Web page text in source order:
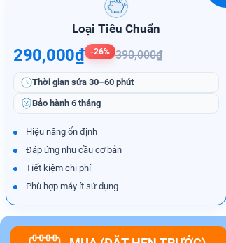
Bảo Hành One
Loại Tiêu Chuẩn
290,000₫ -26% 390,000₫
Thời gian sửa 30–60 phút
Bảo hành 6 tháng
Hiệu năng ổn định
Đáp ứng nhu cầu cơ bản
Tiết kiệm chi phí
Phù hợp máy ít sử dụng